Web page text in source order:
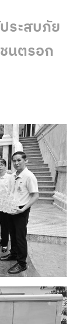
ระสบภัย
นตรอก